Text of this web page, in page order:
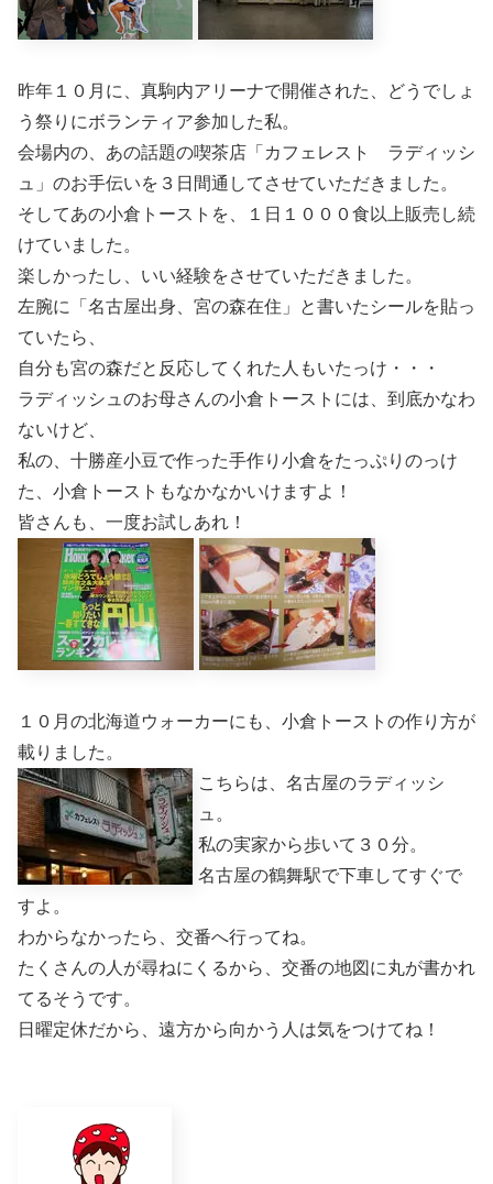
昨年１０月に、真駒内アリーナで開催された、どうでしょ
う祭りにボランティア参加した私。
会場内の、あの話題の喫茶店「カフェレスト ラディッシ
ュ」のお手伝いを３日間通してさせていただきました。
そしてあの小倉トーストを、１日１０００食以上販売し続
けていました。
楽しかったし、いい経験をさせていただきました。
左腕に「名古屋出身、宮の森在住」と書いたシールを貼っ
ていたら、
自分も宮の森だと反応してくれた人もいたっけ・・・
ラディッシュのお母さんの小倉トーストには、到底かなわ
ないけど、
私の、十勝産小豆で作った手作り小倉をたっぷりのっけ
た、小倉トーストもなかなかいけますよ！
皆さんも、一度お試しあれ！
１０月の北海道ウォーカーにも、小倉トーストの作り方が
載りました。
こちらは、名古屋のラディッシ
ュ。
私の実家から歩いて３０分。
名古屋の鶴舞駅で下車してすぐで
すよ。
わからなかったら、交番へ行ってね。
たくさんの人が尋ねにくるから、交番の地図に丸が書かれ
てるそうです。
日曜定休だから、遠方から向かう人は気をつけてね！